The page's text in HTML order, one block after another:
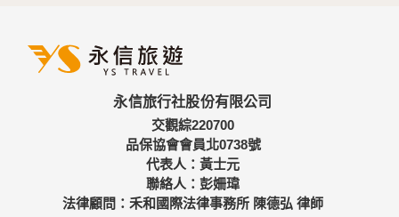
永信旅行社股份有限公司
交觀綜220700
品保協會會員北0738號
代表人：黃士元
聯絡人：彭姍瑋
法律顧問：禾和國際法律事務所 陳德弘 律師